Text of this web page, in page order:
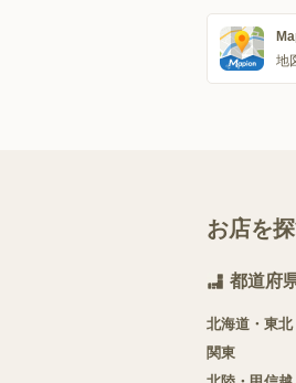
地
お店を
都道府
北海道・東北
関東